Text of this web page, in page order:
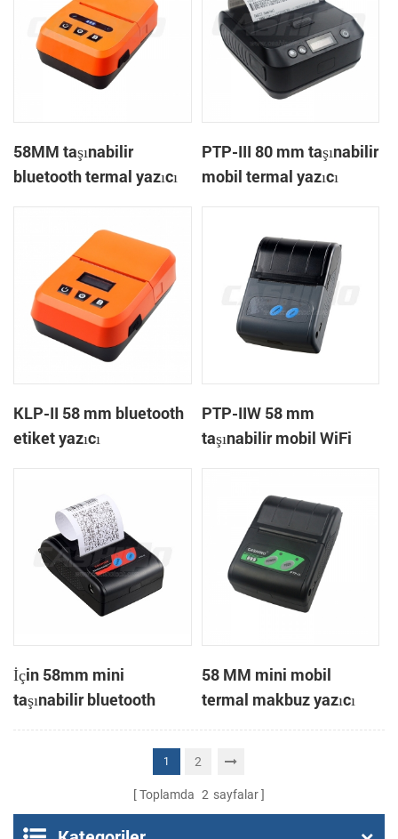
58MM taşınabilir
bluetooth termal yazıcı
PTP-III 80 mm taşınabilir
mobil termal yazıcı
KLP-II 58 mm bluetooth
etiket yazıcı
PTP-IIW 58 mm
taşınabilir mobil WiFi
İçin 58mm mini
taşınabilir bluetooth
termal makbuz yazıcı
58 MM mini mobil
termal makbuz yazıcı
PTP-II
1 2
Toplamda 2 sayfalar